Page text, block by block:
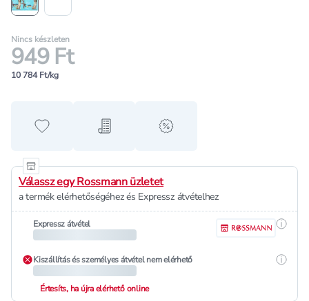
Nincs készleten
949 Ft
10 784 Ft/kg
Hozzáadás a kedvencekhez
Hozzáadás a bevásárló listához
alert when on sale
Válassz egy Rossmann üzletet
a termék elérhetőségéhez és Expressz átvételhez
Expressz átvétel
Kiszállítás és személyes átvétel nem elérhető
Értesíts, ha újra elérhető online